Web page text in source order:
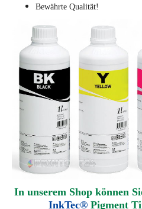
Bewährte Qualität!
In unserem Shop können
InkTec® Pigment